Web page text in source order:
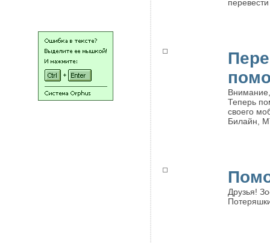
Теперь
своего
Билайн,
Друзья!